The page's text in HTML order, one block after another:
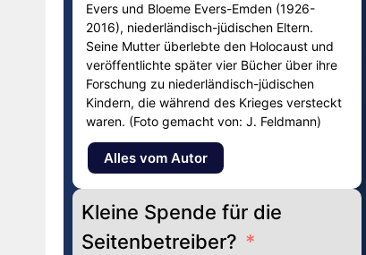
Evers und Bloeme Evers-Emden (1926-
2016), niederländisch-jüdischen Eltern.
Seine Mutter überlebte den Holocaust und
veröffentlichte später vier Bücher über ihre
Forschung zu niederländisch-jüdischen
Kindern, die während des Krieges versteckt
waren. (Foto gemacht von: J. Feldmann)
Alles vom Autor
Kleine Spende für die
Seitenbetreiber?